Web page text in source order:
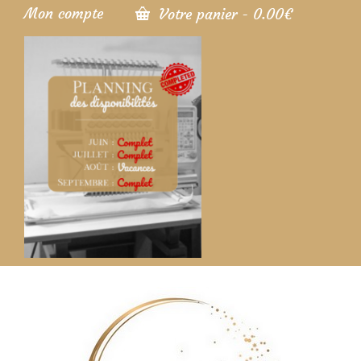
Mon compte Votre panier - 0.00€